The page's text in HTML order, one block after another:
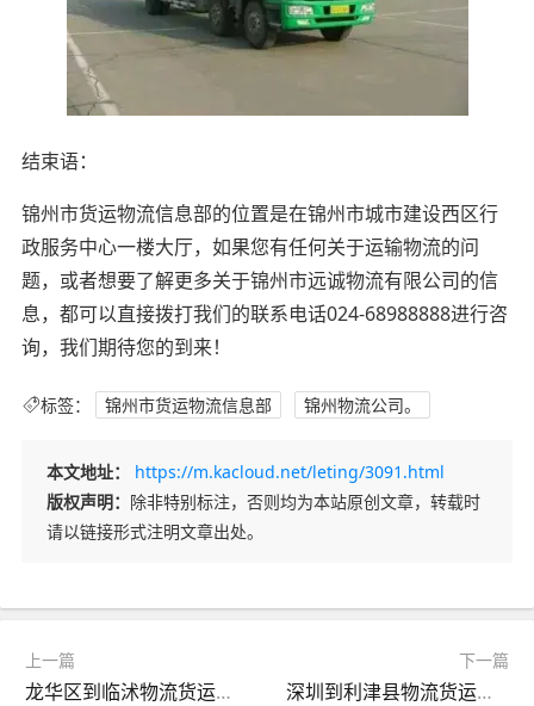
结束语：
锦州市货运物流信息部的位置是在锦州市城市建设西区行
政服务中心一楼大厅，如果您有任何关于运输物流的问
题，或者想要了解更多关于锦州市远诚物流有限公司的信
息，都可以直接拨打我们的联系电话024-68988888进行咨
询，我们期待您的到来！
标签： 锦州市货运物流信息部 锦州物流公司。
本文地址：
https://m.kacloud.net/leting/3091.html
版权声明： 除非特别标注，否则均为本站原创文章，转载时
请以链接形式注明文章出处。
上一篇
龙华区到临沭物流货运价格
下一篇
深圳到利津县物流货运价格